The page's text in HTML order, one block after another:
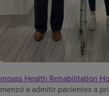
Health Rehabilitation
a admitir pacientes a